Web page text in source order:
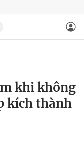
khi không
kích thành